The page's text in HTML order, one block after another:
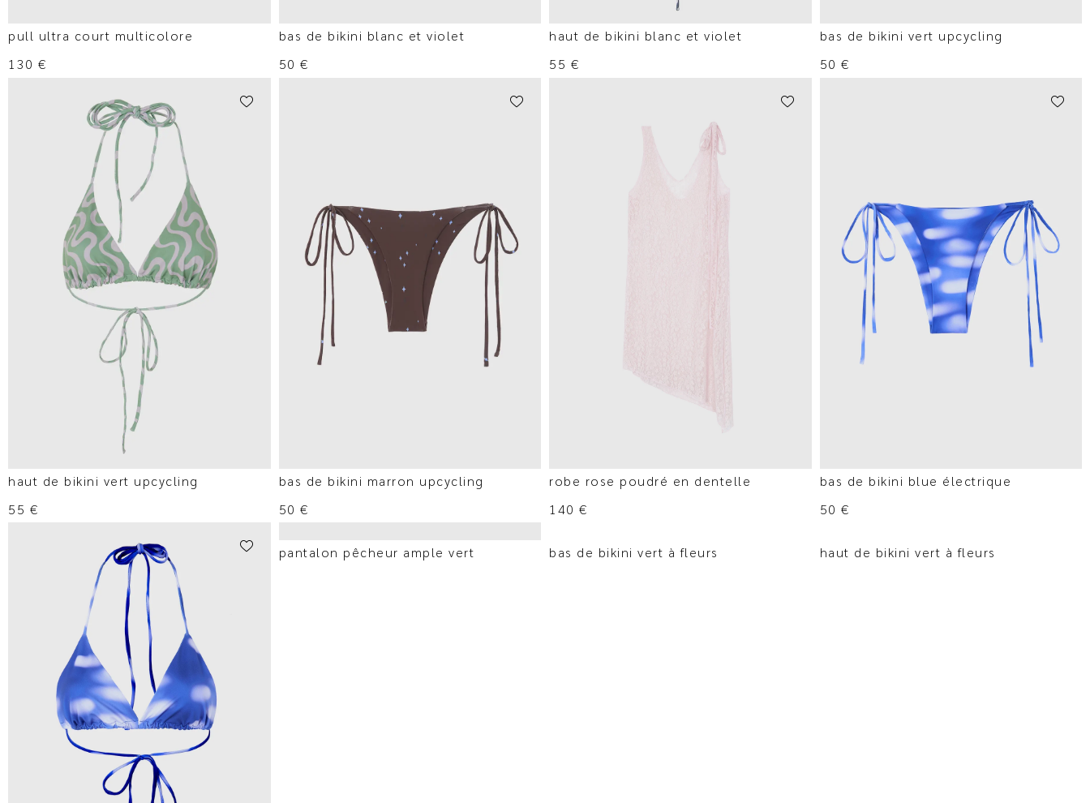
pull ultra court multicolore
130 €
bas de bikini blanc et violet
50 €
haut de bikini blanc et violet
55 €
bas de bikini vert upcycling
50 €
haut de bikini vert upcycling
55 €
bas de bikini marron upcycling
50 €
robe rose poudré en dentelle
140 €
bas de bikini blue électrique
50 €
pantalon pêcheur ample vert bas de bikini vert à fleurs haut de bikini vert à fleurs